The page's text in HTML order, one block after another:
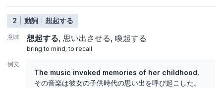
2 動詞 想起する
意味 想起する 思い出させる 喚起する
bring to mind; to recall
例文
The music invoked memories of her childhood.
その音楽は彼女の子供時代の思い出を呼び起こした。